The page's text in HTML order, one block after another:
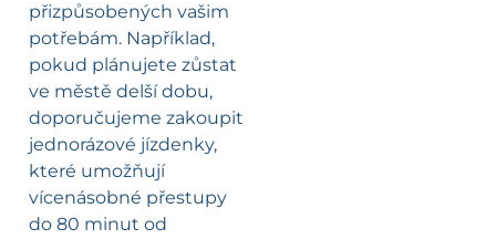
přizpůsobených vašim
potřebám. Například,
pokud plánujete zůstat
ve městě delší dobu,
doporučujeme zakoupit
jednorázové jízdenky,
které umožňují
vícenásobné přestupy
do 80 minut od